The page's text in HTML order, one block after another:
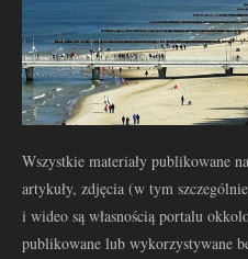
Wszystkie materiały publikowane
artykuły, zdjęcia (w tym
i wideo są własnością portalu
publikowane lub wykorzystywane